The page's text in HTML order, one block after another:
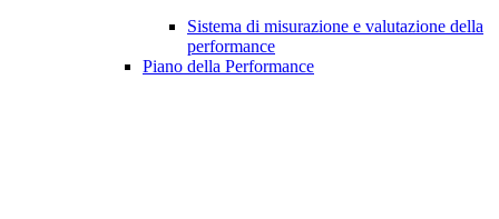
Sistema di misurazione e valutazione della
performance
Piano della Performance